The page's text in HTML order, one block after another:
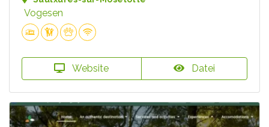
Vogesen
Website Datei